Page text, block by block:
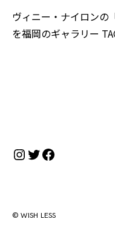
ヴィニー・ナイロンの
を福岡のギャラリー
Instagram
Twitter
Facebook
© WISH LESS